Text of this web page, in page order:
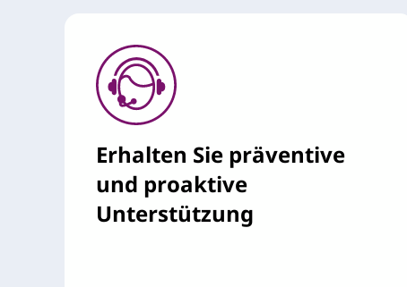
Erhalten Sie präventive
und proaktive
Unterstützung